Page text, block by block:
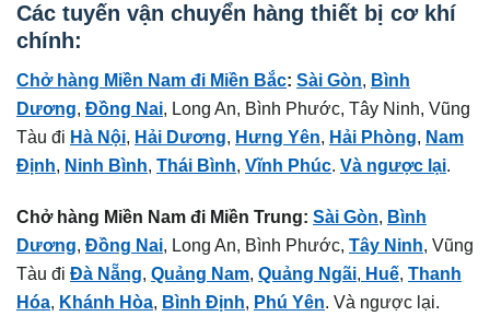
Các tuyến vận chuyển hàng thiết bị cơ khí
chính:
Chở hàng Miền Nam đi Miền Bắc: Sài Gòn, Bình
Dương, Đồng Nai, Long An, Bình Phước, Tây Ninh, Vũng
Tàu đi Hà Nội, Hải Dương, Hưng Yên, Hải Phòng, Nam
Định, Ninh Bình, Thái Bình, Vĩnh Phúc. Và ngược lại.
Chở hàng Miền Nam đi Miền Trung: Sài Gòn, Bình
Dương, Đồng Nai, Long An, Bình Phước, Tây Ninh, Vũng
Tàu đi Đà Nẵng, Quảng Nam, Quảng Ngãi, Huế, Thanh
Hóa, Khánh Hòa, Bình Định, Phú Yên. Và ngược lại.